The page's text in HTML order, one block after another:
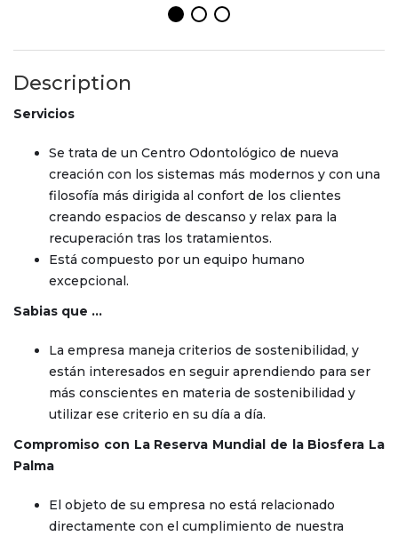
Description
Servicios
Se trata de un Centro Odontológico de nueva
creación con los sistemas más modernos y con una
filosofía más dirigida al confort de los clientes
creando espacios de descanso y relax para la
recuperación tras los tratamientos.
Está compuesto por un equipo humano
excepcional.
Sabias que …
La empresa maneja criterios de sostenibilidad, y
están interesados en seguir aprendiendo para ser
más conscientes en materia de sostenibilidad y
utilizar ese criterio en su día a día.
Compromiso con La Reserva Mundial de la Biosfera La
Palma
El objeto de su empresa no está relacionado
directamente con el cumplimiento de nuestra